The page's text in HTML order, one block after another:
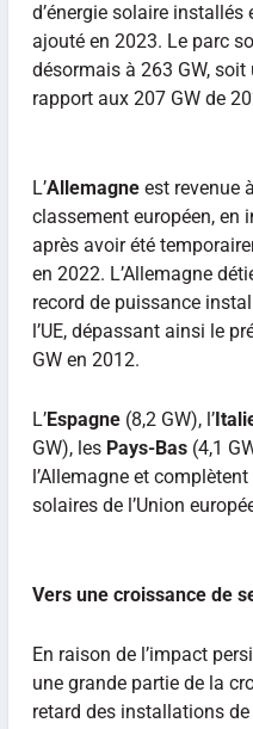
d’énergie solaire installés
ajouté en 2023. Le parc
désormais à 263 GW, soit
rapport aux 207 GW de
L’Allemagneest revenue
classement européen, en
après avoir été
en 2022. L’Allemagne
record de puissance
l’UE, dépassant ainsi le
GW en 2012.
L’Espagne(8,2 GW), l’
GW), les Pays-Bas(4,1
l’Allemagne et
solaires de l’Union
Vers une croissance de
En raison de l’impact
une grande partie de la
retard des installations